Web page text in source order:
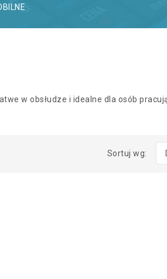
w obsłudze i idealne dla osób
Sortuj wg: